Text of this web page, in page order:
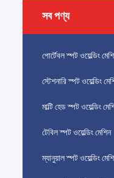
সব পণ্য
পোর্টেবল স্পট ওয়েল্ডিং
স্টেশনারি স্পট ওয়েল্ডিং
মাল্টি হেড স্পট ওয়েল্ডিং
টেবিল স্পট ওয়েল্ডিং মেশিন
ম্যানুয়াল স্পট ওয়েল্ডিং